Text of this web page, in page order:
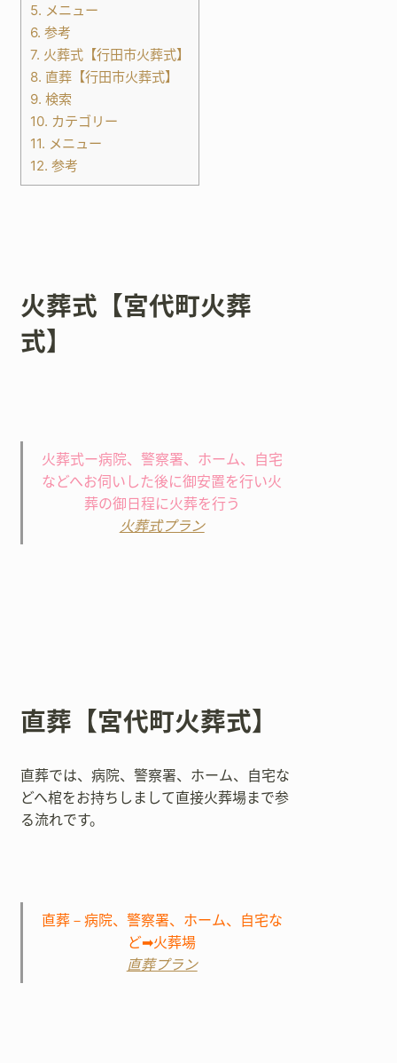
5. メニュー
6. 参考
7. 火葬式【行田市火葬式】
8. 直葬【行田市火葬式】
9. 検索
10. カテゴリー
11. メニュー
12. 参考
火葬式【宮代町火葬
式】
火葬式ー病院、警察署、ホーム、自宅
などへお伺いした後に御安置を行い火
葬の御日程に火葬を行う
火葬式プラン
直葬【宮代町火葬式】
直葬では、病院、警察署、ホーム、自宅な
どへ棺をお持ちしまして直接火葬場まで参
る流れです。
直葬－病院、警察署、ホーム、自宅な
ど➡火葬場
直葬プラン